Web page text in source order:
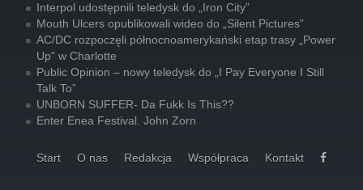
Interpol udostępnili teledysk do „Iron City”
Mouth Ulcers opublikowali wideo do „Silent Pictures”
AC/DC rozpoczęli północnoamerykański etap trasy „Power
Up” w Charlotte
Public Opinion – nowy teledysk do „I Pay Everyone I Still
Talk To”
UNBORN SUFFER- Da Fukk Is This??
Enter Enea Festival. John Zorn
Start O nas Redakcja Współpraca Kontakt